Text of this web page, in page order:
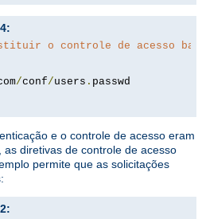
o controle de acesso
/conf/users .
e o controle de acesso eram
diretivas de controle de acesso
permite que as solicitações